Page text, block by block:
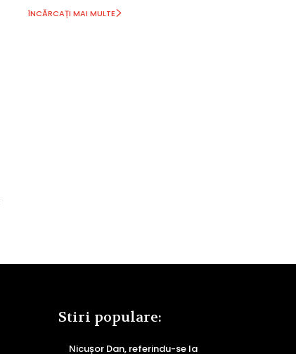
ÎNCĂRCAȚI MAI MULTE
Stiri populare:
Nicușor Dan, referindu-se la